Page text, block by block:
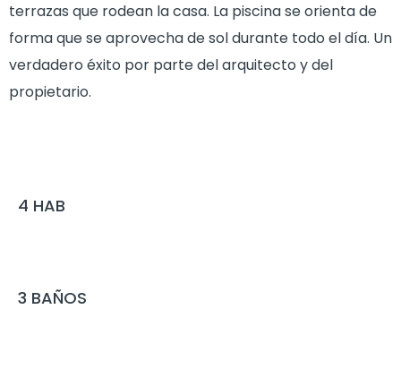
terrazas que rodean la casa. La piscina se orienta de
forma que se aprovecha de sol durante todo el día. Un
verdadero éxito por parte del arquitecto y del
propietario.
4 HAB
3 BAÑOS